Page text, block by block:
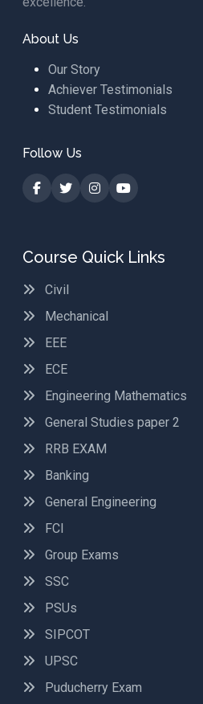
About Us
Our Story
Achiever Testimonials
Student Testimonials
Follow Us
Course Quick Links
Civil
Mechanical
EEE
ECE
Engineering Mathematics
General Studies paper 2
RRB EXAM
Banking
General Engineering
FCI
Group Exams
SSC
PSUs
SIPCOT
UPSC
Puducherry Exam